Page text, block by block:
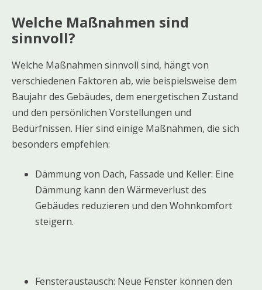
Welche Maßnahmen sind
sinnvoll?
Welche Maßnahmen sinnvoll sind, hängt von
verschiedenen Faktoren ab, wie beispielsweise dem
Baujahr des Gebäudes, dem energetischen Zustand
und den persönlichen Vorstellungen und
Bedürfnissen. Hier sind einige Maßnahmen, die sich
besonders empfehlen:
Dämmung von Dach, Fassade und Keller: Eine
Dämmung kann den Wärmeverlust des
Gebäudes reduzieren und den Wohnkomfort
steigern.
Fensteraustausch: Neue Fenster können den